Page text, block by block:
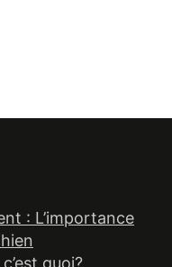
: L’importance
quoi?